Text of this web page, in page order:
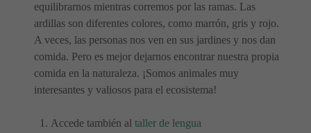
equilibrarnos mientras corremos por las ramas. Las
ardillas son diferentes colores, como marrón, gris y rojo.
A veces, las personas nos ven en sus jardines y nos dan
comida. Pero es mejor dejarnos encontrar nuestra propia
comida en la naturaleza. ¡Somos animales muy
interesantes y valiosos para el ecosistema!
Accede también al taller de lengua